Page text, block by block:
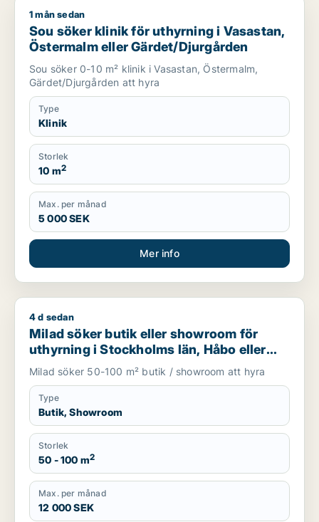
Sou söker klinik för uthyrning i Vasastan, Östermalm eller
1 mån sedan
Sou söker klinik för uthyrning i Vasastan,
Östermalm eller Gärdet/Djurgården
Sou söker 0-10 m² klinik i Vasastan, Östermalm,
Gärdet/Djurgården att hyra
Type
Klinik
Storlek
10 m2
Max. per månad
5 000 SEK
Mer info
Milad söker butik eller showroom för uthyrning i Stockholms
4 d sedan
Milad söker butik eller showroom för
uthyrning i Stockholms län, Håbo eller
Knivsta
Milad söker 50-100 m² butik / showroom att hyra
Type
Butik, Showroom
Storlek
50 - 100 m2
Max. per månad
12 000 SEK